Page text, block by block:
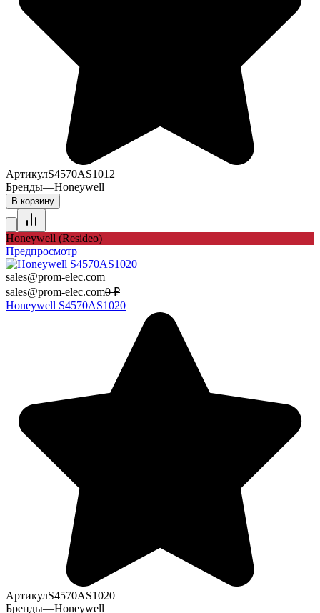
АртикулS4570AS1012
Бренды—Honeywell
В корзину
Honeywell (Resideo)
Предпросмотр
sales@prom-elec.com
sales@prom-elec.com0 ₽
Honeywell S4570AS1020
АртикулS4570AS1020
Бренды—Honeywell